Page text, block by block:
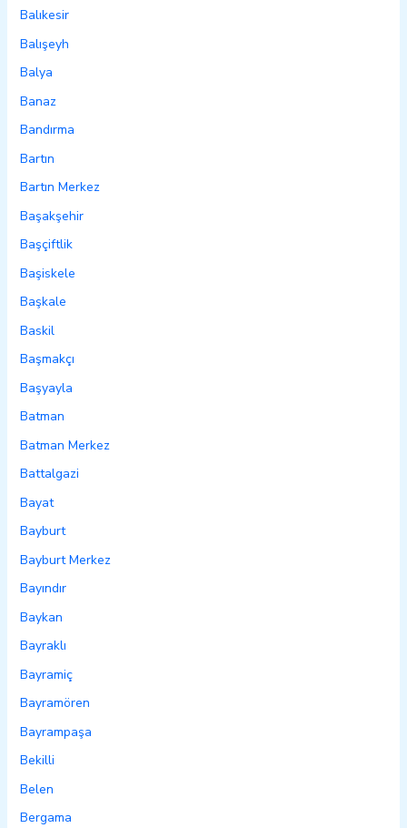
Balıkesir
Balışeyh
Balya
Banaz
Bandırma
Bartın
Bartın Merkez
Başakşehir
Başçiftlik
Başiskele
Başkale
Baskil
Başmakçı
Başyayla
Batman
Batman Merkez
Battalgazi
Bayat
Bayburt
Bayburt Merkez
Bayındır
Baykan
Bayraklı
Bayramiç
Bayramören
Bayrampaşa
Bekilli
Belen
Bergama